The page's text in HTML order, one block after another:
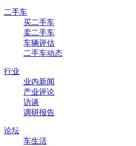
二手车
买二手车
卖二手车
车辆评估
二手车动态
行业
业内新闻
产业评论
访谈
调研报告
论坛
车生活